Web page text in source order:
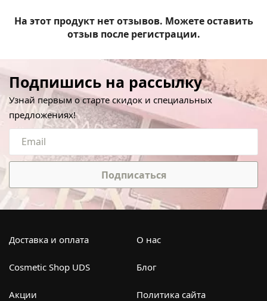
На этот продукт нет отзывов. Можете оставить
отзыв после регистрации.
Подпишись на рассылку
Узнай первым о старте скидок и специальных
предложениях!
Подписаться
Доставка и оплата
Cosmetic Shop UDS
Акции
О нас
Блог
Политика сайта